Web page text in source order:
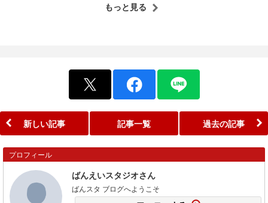
もっと見る
新しい記事 記事一覧 過去の記事
プロフィール
ばんえいスタジオさん
ばんスタ ブログへようこそ